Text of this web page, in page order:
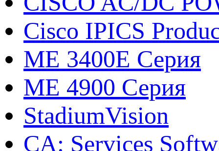
Cisco IPICS
ME 3400E Серия
ME 4900 Серия
StadiumVision
CA: Services